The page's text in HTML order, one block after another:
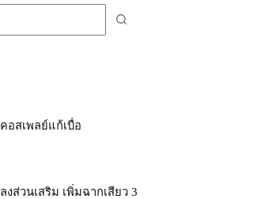
คอสเพลย์แก้เบื่อ
ลงส่วนเสริม เพิ่มฉากเสียว 3